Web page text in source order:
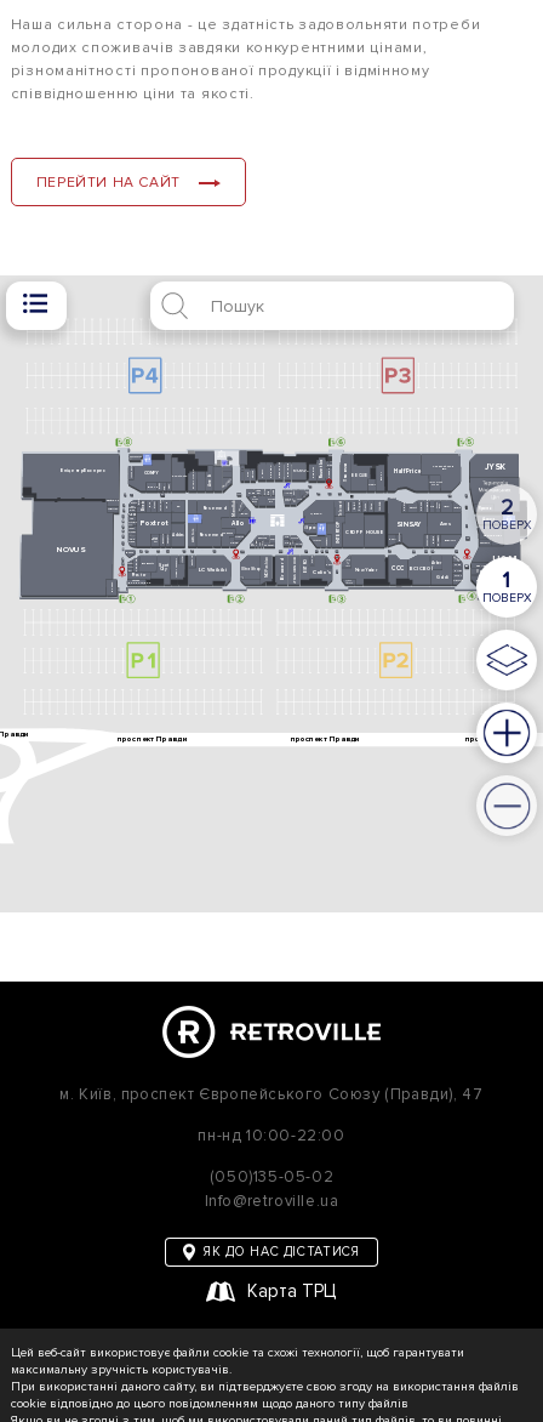
Наша сильна сторона - це здатність задовольняти потреби
молодих споживачів завдяки конкурентними цінами,
різноманітності пропонованої продукції і відмінному
співвідношенню ціни та якості.
ПЕРЕЙТИ НА САЙТ
м. Київ, проспект Європейського Союзу (Правди), 47
пн-нд 10:00-22:00
(050)135-05-02
Info@retroville.ua
ЯК ДО НАС ДІСТАТИСЯ
Карта ТРЦ
Цей веб-сайт використовує файли cookie та схожі технології, щоб гарантувати
максимальну зручність користувачів.
При використанні даного сайту, ви підтверджуєте свою згоду на використання файлів
cookie відповідно до цього повідомленням щодо даного типу файлів